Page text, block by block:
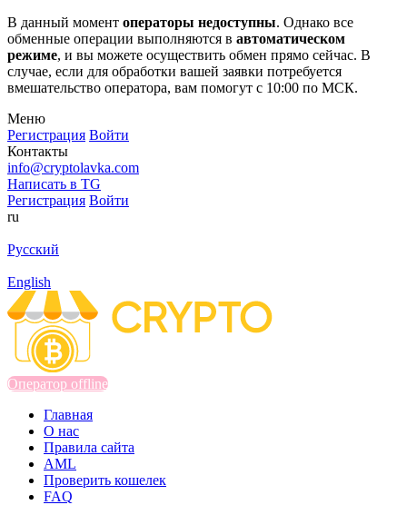
В данный момент операторы недоступны. Однако все
обменные операции выполняются в автоматическом
режиме, и вы можете осуществить обмен прямо сейчас. В
случае, если для обработки вашей заявки потребуется
вмешательство оператора, вам помогут с 10:00 по МСК.
Меню
Регистрация Войти
Контакты
info@cryptolavka.com
Написать в TG
Регистрация Войти
ru
Русский
English
Оператор offline
Главная
О нас
Правила сайта
AML
Проверить кошелек
FAQ